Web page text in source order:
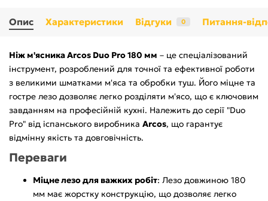
Опис Характеристики Відгуки 0 Питання-
Ніж м'ясника Arcos Duo Pro 180 мм – це спеціалізований
інструмент, розроблений для точної та ефективної роботи
з великими шматками м'яса та обробки туш. Його міцне та
гостре лезо дозволяє легко розділяти м'ясо, що є ключовим
завданням на професійній кухні. Належить до серії "Duo
Pro" від іспанського виробника Arcos, що гарантує
відмінну якість та довговічність.
Переваги
Міцне лезо для важких робіт: Лезо довжиною 180
мм має жорстку конструкцію, що дозволяє легко